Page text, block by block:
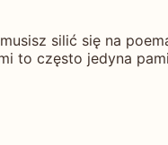
silić się na
to często jedyna